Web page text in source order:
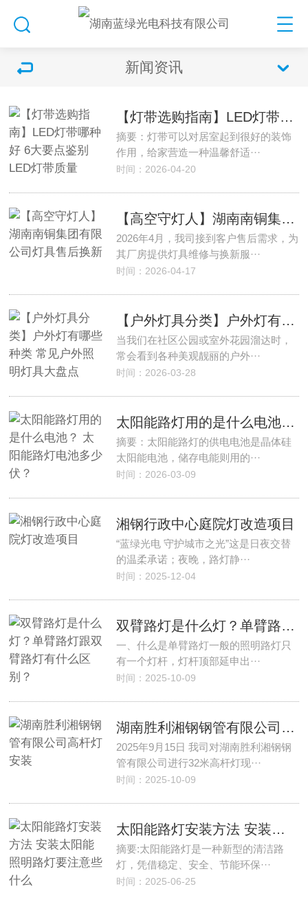
新闻资讯
【灯带选购指南】LED灯带哪种好 6大要点鉴别LED灯带质量
摘要：灯带可以对居室起到很好的装饰
作用，给家营造一种温馨舒适···
时间：2026-04-20
【高空守灯人】湖南南铜集团有限公司灯具售后换新
2026年4月，我司接到客户售后需求，为
其厂房提供灯具维修与换新服···
时间：2026-04-17
【户外灯具分类】户外灯有哪些种类 常见户外照明灯具大盘点
当我们在社区公园或室外花园溜达时，
常会看到各种美观靓丽的户外···
时间：2026-03-28
太阳能路灯用的是什么电池？ 太阳能路灯电池多少伏？
摘要：太阳能路灯的供电电池是晶体硅
太阳能电池，储存电能则用的···
时间：2026-03-09
湘钢行政中心庭院灯改造项目
“蓝绿光电 守护城市之光”这是日夜交替
的温柔承诺；夜晚，路灯静···
时间：2025-12-04
双臂路灯是什么灯？单臂路灯跟双臂路灯有什么区别？
一、什么是单臂路灯一般的照明路灯只
有一个灯杆，灯杆顶部延申出···
时间：2025-10-09
湖南胜利湘钢钢管有限公司高杆灯安装
2025年9月15日 我司对湖南胜利湘钢钢
管有限公司进行32米高杆灯现···
时间：2025-10-09
太阳能路灯安装方法 安装太阳能照明路灯要注意些什么
摘要:太阳能路灯是一种新型的清洁路
灯，凭借稳定、安全、节能环保···
时间：2025-06-25